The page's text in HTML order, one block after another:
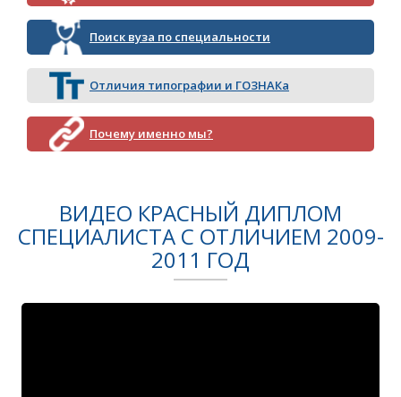
Поиск вуза по специальности
Отличия типографии и ГОЗНАКа
Почему именно мы?
ВИДЕО КРАСНЫЙ ДИПЛОМ
СПЕЦИАЛИСТА С ОТЛИЧИЕМ 2009-
2011 ГОД